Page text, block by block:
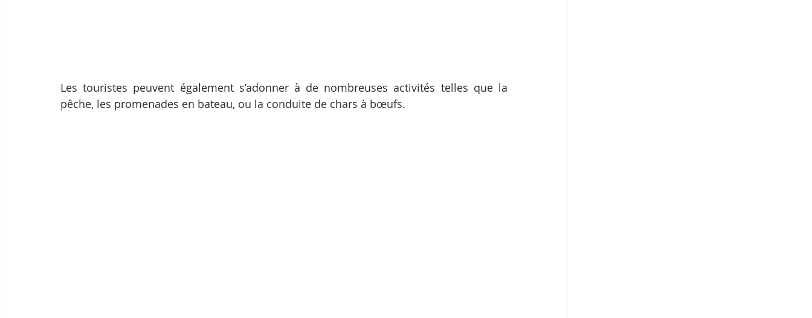
Les touristes peuvent également s’adonner à de nombreuses activités telles que la
pêche, les promenades en bateau, ou la conduite de chars à bœufs.